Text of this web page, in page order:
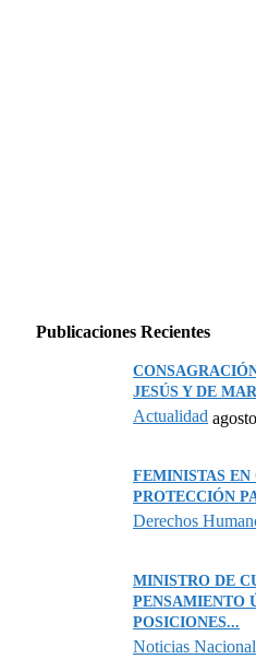
Publicaciones Recientes
JESÚS Y DE
Actualidad
FEMINISTAS
PROTECCIÓN
Derechos
MINISTRO DE
PENSAMIENTO
POSICIONES...
Noticias